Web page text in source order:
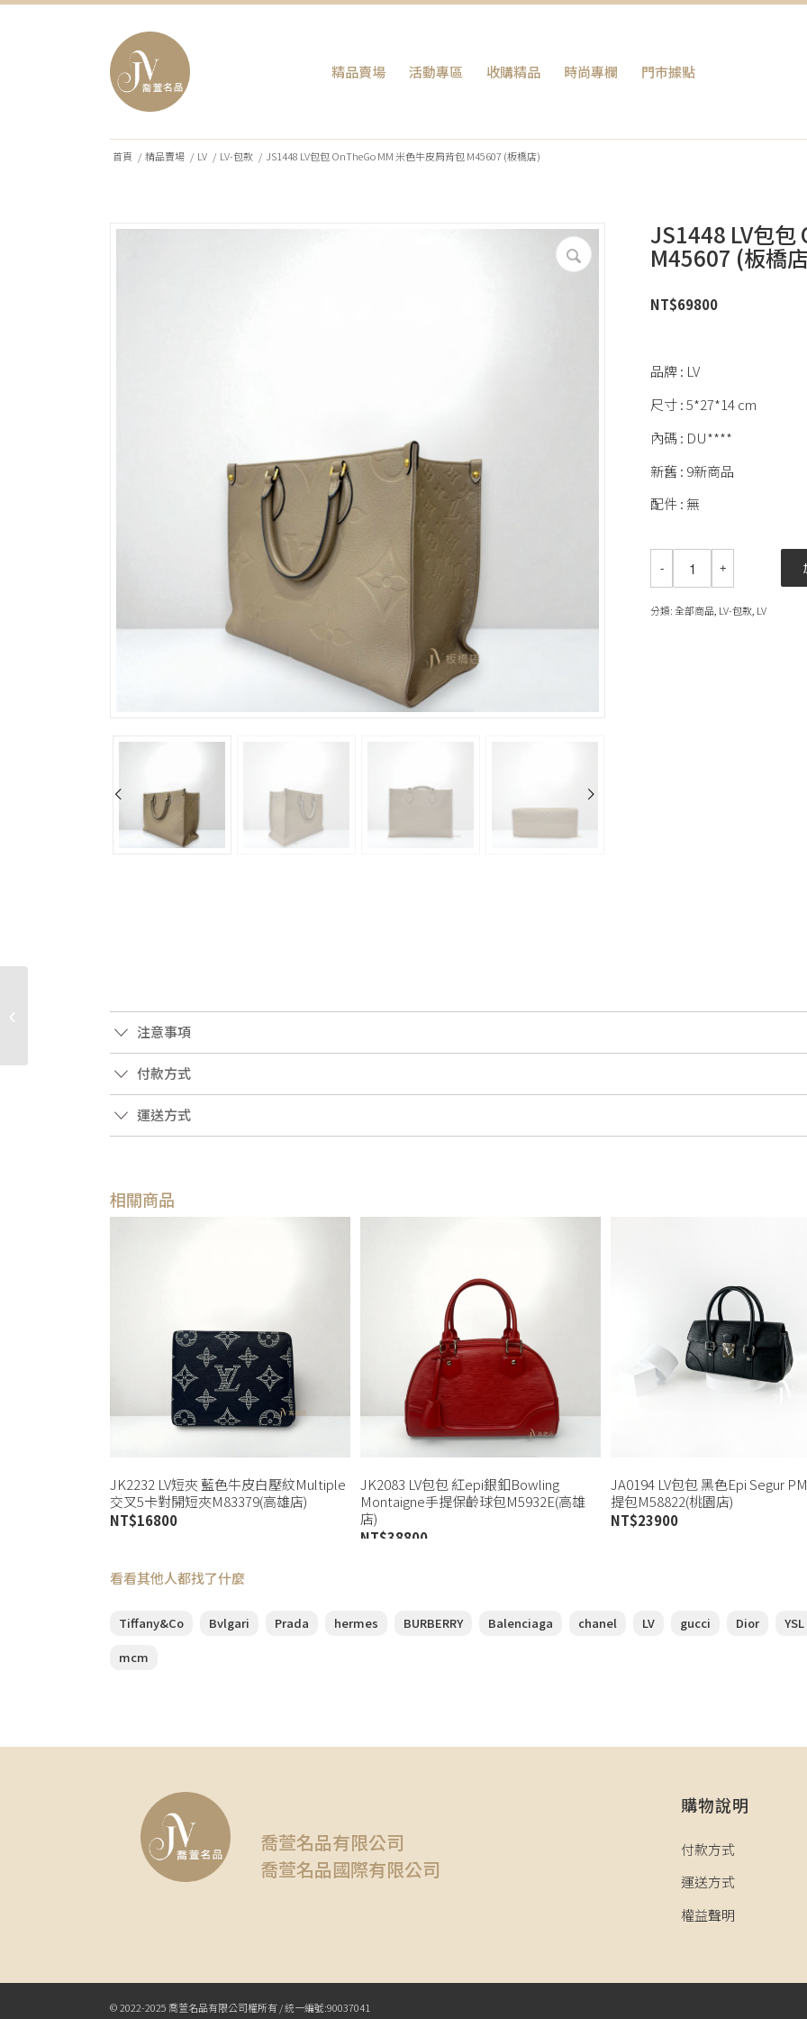
精品賣場 活動專區 收購精品 時尚專欄 門巿據點
首頁 / 精品賣場 / LV / LV-包款 / JS1448 LV包包 OnTheGo MM 米色牛皮肩背包 M45607 (板橋店)
JS1448 LV包包
M45607 (板橋
NT$69800
品牌 : LV
尺寸 : 5*27*14 cm
內碼 : DU****
新舊 : 9新商品
配件 : 無
分類:全部商品 LV-包款 LV
注意事項
付款方式
運送方式
相關商品
JK2232 LV短夾 藍色牛皮白壓紋Multiple
交叉5卡對開短夾M83379(高雄店)
NT$16800
JK2083 LV包包 紅epi銀釦Bowling
Montaigne手提保齡球包M5932E(高雄
店)
NT$38800
JA0194 LV包包 黑色Epi Segur
提包M58822(桃園店)
NT$23900
看看其他人都找了什麼
Tiffany&Co Bvlgari Prada hermes BURBERRY Balenciaga chanel LV gucci Dior YSL
mcm
喬萱名品有限公司
喬萱名品國際有限公司
購物說明
付款方式
運送方式
權益聲明
© 2022-2025 喬萱名品有限公司權所有 / 統一編號:90037041
棕色拚黑邊牛皮GRACE
下蓋肩側背包8012004